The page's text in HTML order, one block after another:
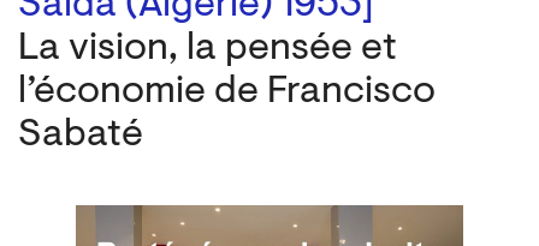
La vision, la pensée et
l’économie de Francisco
Sabaté